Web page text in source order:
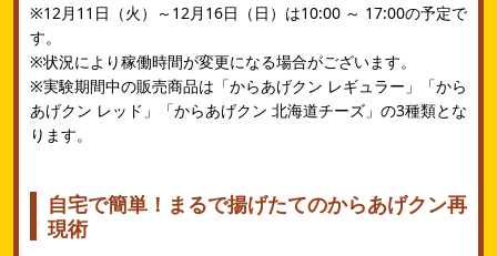
※12月11日（火）～12月16日（日）は10:00 ～ 17:00の予定で
す。
※状況により稼働時間が変更になる場合がございます。
※実験期間中の販売商品は「からあげクン レギュラー」「から
あげクン レッド」「からあげクン 北海道チーズ」の3種類とな
ります。
自宅で簡単！まるで揚げたてのからあげクン再
現術